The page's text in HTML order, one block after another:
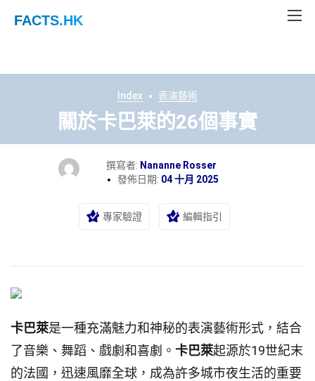
FACTS.HK
Index 表演藝術
關於卡巴萊的26個事實
撰寫者: Nananne Rosser
發佈日期: 04 十月 2025
專家驗證 編輯指引
卡巴萊是一種充滿魅力和神秘的表演藝術形式，結合
了音樂、舞蹈、戲劇和喜劇。 卡巴萊起源於19世紀末
的法國，迅速風靡全球，成為許多城市夜生活的重要